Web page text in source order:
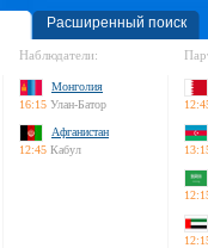
Расширенный поиск
Наблюдатели:
Монголия
16:15 Улан-Батор
Афганистан
12:45 Кабул